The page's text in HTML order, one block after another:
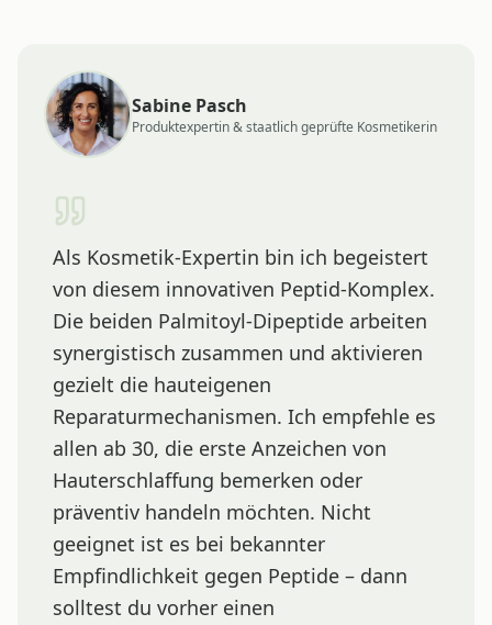
Sabine Pasch
Produktexpertin & staatlich geprüfte Kosmetikerin
Als Kosmetik-Expertin bin ich begeistert
von diesem innovativen Peptid-Komplex.
Die beiden Palmitoyl-Dipeptide arbeiten
synergistisch zusammen und aktivieren
gezielt die hauteigenen
Reparaturmechanismen. Ich empfehle es
allen ab 30, die erste Anzeichen von
Hauterschlaffung bemerken oder
präventiv handeln möchten. Nicht
geeignet ist es bei bekannter
Empfindlichkeit gegen Peptide – dann
solltest du vorher einen